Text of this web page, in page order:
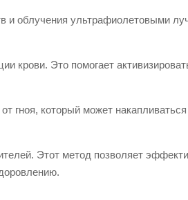
и облучения ультрафиолетовыми
крови. Это помогает
гноя, который может
Этот метод позволяет